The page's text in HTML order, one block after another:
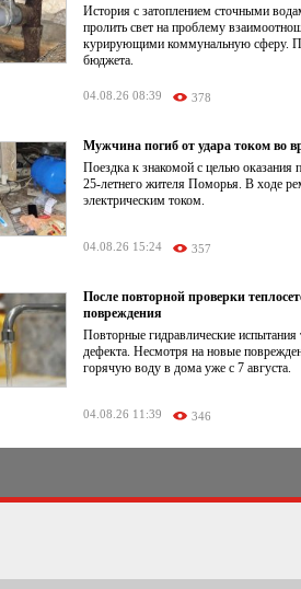
История с затоплением сточными
пролить свет на проблему
курирующими коммунальную сферу.
бюджета.
04.08.26 08:39 378
Мужчина погиб от удара током во
Поездка к знакомой с целью оказания
25-летнего жителя Поморья. В ходе
электрическим током.
04.08.26 15:24 357
После повторной проверки
повреждения
Повторные гидравлические
дефекта. Несмотря на новые
горячую воду в дома уже с 7 августа.
04.08.26 11:39 346